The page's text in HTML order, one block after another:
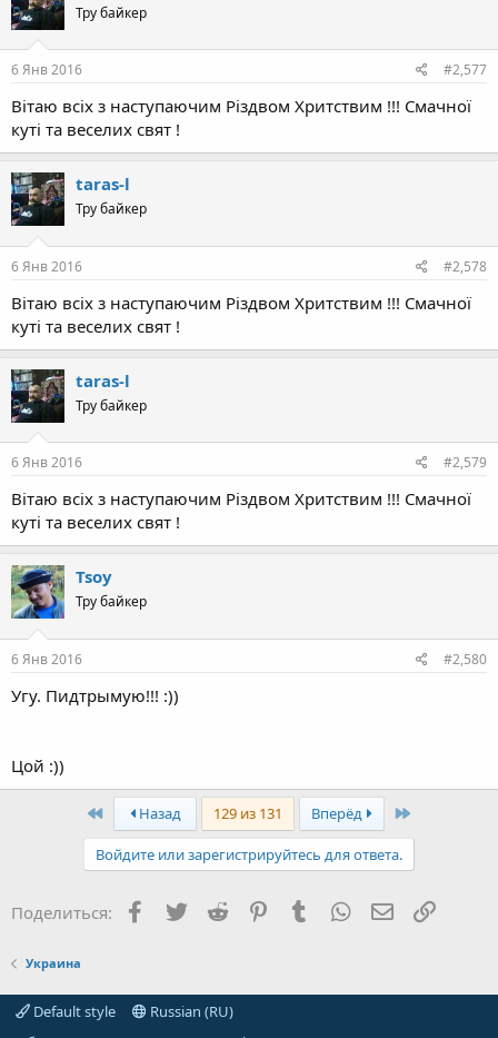
Тру байкер
6 Янв 2016 #2,577
Вітаю всіх з наступаючим Різдвом Хритствим !!! Смачної
куті та веселих свят !
taras-l
Тру байкер
6 Янв 2016 #2,578
Вітаю всіх з наступаючим Різдвом Хритствим !!! Смачної
куті та веселих свят !
taras-l
Тру байкер
6 Янв 2016 #2,579
Вітаю всіх з наступаючим Різдвом Хритствим !!! Смачної
куті та веселих свят !
Tsoy
Тру байкер
6 Янв 2016 #2,580
Угу. Пидтрымую!!! :))
Цой :))
First Назад 129 из 131 Вперёд Last
Войдите или зарегистрируйтесь для ответа.
Поделиться: Facebook
TwitterReddit PinterestTumblr WhatsApp Ссылка
Украина
Default style
Russian (RU)